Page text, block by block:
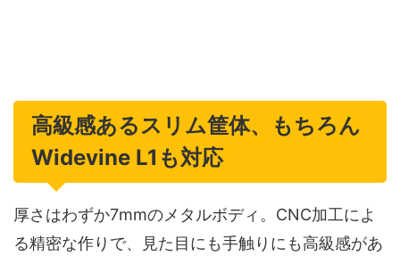
高級感あるスリム筐体、もちろん
Widevine L1も対応
厚さはわずか7mmのメタルボディ。CNC加工によ
る精密な作りで、見た目にも手触りにも高級感があ